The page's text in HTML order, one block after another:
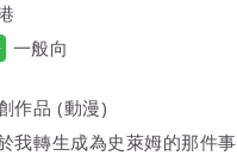
一般向
作品 (動漫)
我轉生成為史萊姆的那件事